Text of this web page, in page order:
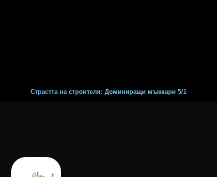
Страстта на строителя: Доминиращи мъжкари 5/1